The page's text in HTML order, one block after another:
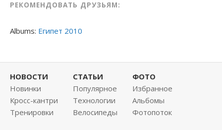
РЕКОМЕНДОВАТЬ ДРУЗЬЯМ:
Albums: Египет 2010
НОВОСТИ
Новинки
Кросс-кантри
Тренировки
СТАТЬИ
Популярное
Технологии
Велосипеды
ФОТО
Избранное
Альбомы
Фотопоток